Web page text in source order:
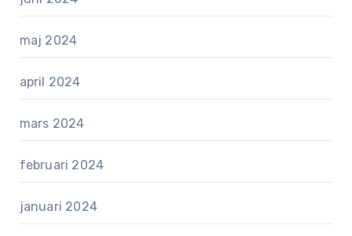
maj 2024
april 2024
mars 2024
februari 2024
januari 2024